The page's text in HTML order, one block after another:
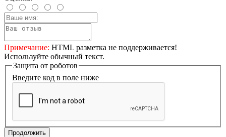
Расчет доставки ТК ПЭК
Автодиспетчер.Ру
Примечание: HTML разметка не поддерживается!
Используйте обычный текст.
Защита от роботов
Введите код в поле ниже
Продолжить